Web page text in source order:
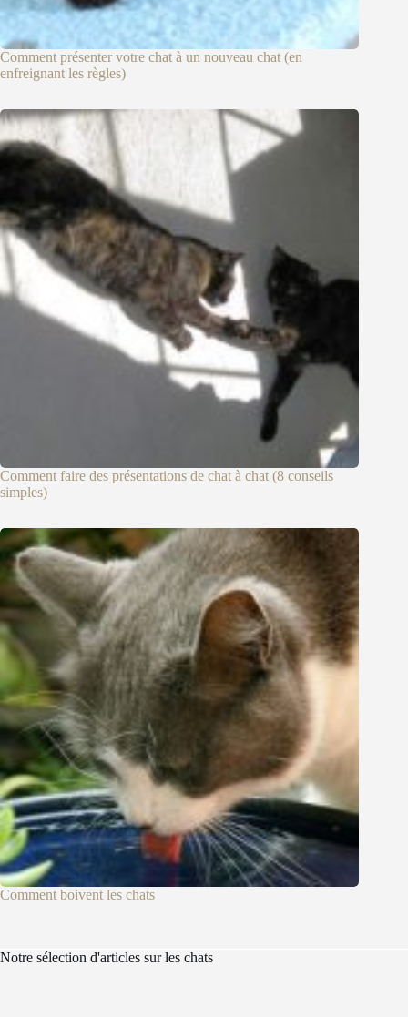
Comment présenter votre chat à un nouveau chat (en
enfreignant les règles)
Comment faire des présentations de chat à chat (8 conseils
simples)
Comment boivent les chats
Notre sélection d'articles sur les chats